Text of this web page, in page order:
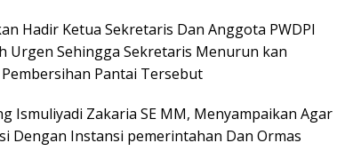
Hadir Ketua Sekretaris Dan Anggota PWDPI
Urgen Sehingga Sekretaris Menurun kan
Pantai Tersebut
Ismuliyadi Zakaria SE MM, Menyampaikan Agar
Dengan Instansi pemerintahan Dan Ormas